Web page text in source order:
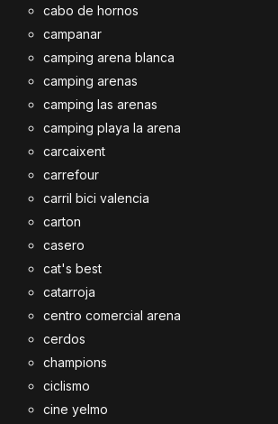
cabo de hornos
campanar
camping arena blanca
camping arenas
camping las arenas
camping playa la arena
carcaixent
carrefour
carril bici valencia
carton
casero
cat's best
catarroja
centro comercial arena
cerdos
champions
ciclismo
cine yelmo